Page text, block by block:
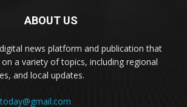
ABOUT US
news platform and publication that
a variety of topics, including regional
and local updates.